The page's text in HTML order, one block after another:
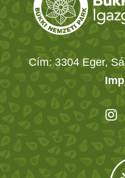
Cím: 3304 Eger,